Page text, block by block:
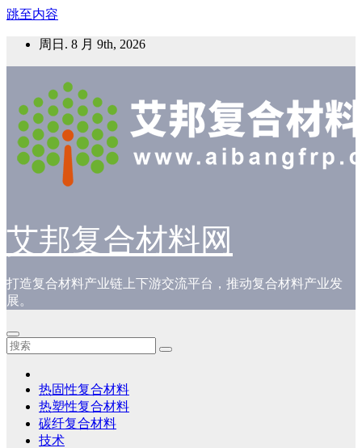
跳至内容
周日. 8 月 9th, 2026
艾邦复合材料网
打造复合材料产业链上下游交流平台，推动复合材料产业发
展。
热固性复合材料
热塑性复合材料
碳纤复合材料
技术